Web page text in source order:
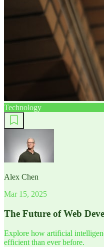
Technology
Alex Chen
Mar 15, 2025
The Future of Web
Explore how artificial
efficient than ever before.